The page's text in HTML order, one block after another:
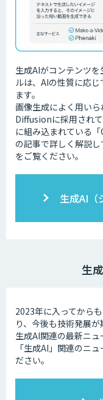
生成AIがコンテンツ
ルは、AIの性質に応
ます。
画像生成によく用い
Diffusionに採用され
に組み込まれている
の記事で詳しく解説
をご覧ください。
生成AI（
生
2023年に入ってから
り、今後も技術発展が
生成AI関連の最新ニ
「生成AI」関連のニ
ださい。